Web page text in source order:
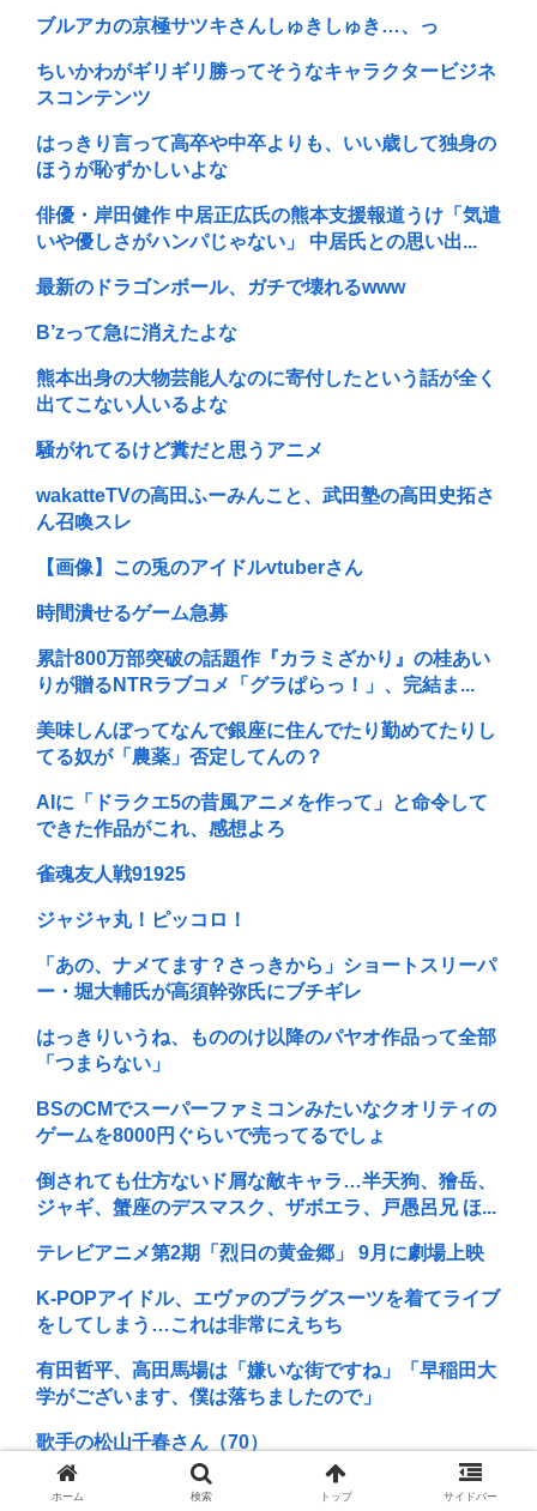
ブルアカの京極サツキさんしゅきしゅき…、っ
ちいかわがギリギリ勝ってそうなキャラクタービジネ
スコンテンツ
はっきり言って高卒や中卒よりも、いい歳して独身の
ほうが恥ずかしいよな
俳優・岸田健作 中居正広氏の熊本支援報道うけ「気遣
いや優しさがハンパじゃない」 中居氏との思い出...
最新のドラゴンボール、ガチで壊れるwww
B’zって急に消えたよな
熊本出身の大物芸能人なのに寄付したという話が全く
出てこない人いるよな
騒がれてるけど糞だと思うアニメ
wakatteTVの高田ふーみんこと、武田塾の高田史拓さ
ん召喚スレ
【画像】この兎のアイドルvtuberさん
時間潰せるゲーム急募
累計800万部突破の話題作『カラミざかり』の桂あい
りが贈るNTRラブコメ「グラぱらっ！」、完結ま...
美味しんぼってなんで銀座に住んでたり勤めてたりし
てる奴が「農薬」否定してんの？
AIに「ドラクエ5の昔風アニメを作って」と命令して
できた作品がこれ、感想よろ
雀魂友人戦91925
ジャジャ丸！ピッコロ！
「あの、ナメてます？さっきから」ショートスリーパ
ー・堀大輔氏が高須幹弥氏にブチギレ
はっきりいうね、もののけ以降のパヤオ作品って全部
「つまらない」
BSのCMでスーパーファミコンみたいなクオリティの
ゲームを8000円ぐらいで売ってるでしょ
倒されても仕方ないド屑な敵キャラ…半天狗、獪岳、
ジャギ、蟹座のデスマスク、ザボエラ、戸愚呂兄 ほ...
テレビアニメ第2期「烈日の黄金郷」 9月に劇場上映
K-POPアイドル、エヴァのプラグスーツを着てライブ
をしてしまう…これは非常にえちち
有田哲平、高田馬場は「嫌いな街ですね」「早稲田大
学がございます、僕は落ちましたので」
歌手の松山千春さん（70）
坂本真綾の特別感は異常
ホーム 検索 トップ サイドバー